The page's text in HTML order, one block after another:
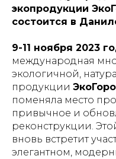
экопродукции
состоится в
9-11 ноября 2023
международная
экологичной,
продукции
поменяла место
привычное и
реконструкции.
вновь встретит
элегантном,